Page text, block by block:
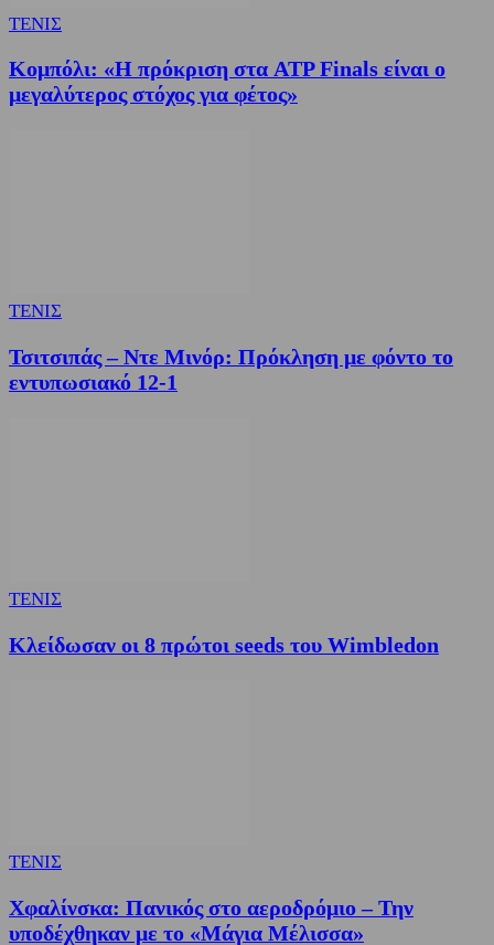
ΤΕΝΙΣ
Κομπόλι: «Η πρόκριση στα ATP Finals είναι ο
μεγαλύτερος στόχος για φέτος»
ΤΕΝΙΣ
Τσιτσιπάς – Ντε Μινόρ: Πρόκληση με φόντο το
εντυπωσιακό 12-1
ΤΕΝΙΣ
Κλείδωσαν οι 8 πρώτοι seeds του Wimbledon
ΤΕΝΙΣ
Χφαλίνσκα: Πανικός στο αεροδρόμιο – Την
υποδέχθηκαν με το «Μάγια Μέλισσα»